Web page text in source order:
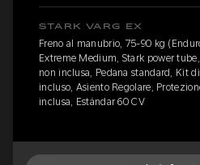
STARK VARG EX
Freno al manubrio, 75-90 kg
Extreme Medium, Stark power
non inclusa, Pedana standard, Kit
incluso, Asiento Regolare,
inclusa, Estándar 60 CV